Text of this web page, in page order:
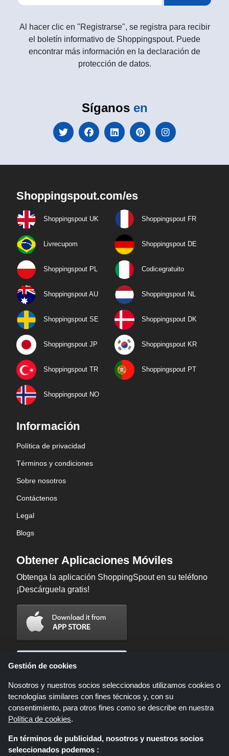
Al hacer clic en "Registrarse", se registra para recibir
el boletín informativo de Shoppingspout. Puede
encontrar más información en la declaración de
protección de datos.
Síganos en
Shoppingspout.com/es
Shoppingspout UK Shoppingspout FR
Livrecupom Shoppingspout DE
Shoppingspout PL Codicegratuito
Shoppingspout AU Shoppingspout NL
Shoppingspout SE Shoppingspout DK
Shoppingspout JP Shoppingspout KR
Shoppingspout TR Shoppingspout PT
Shoppingspout NO
Información
Política de privacidad
Términos y condiciones
Sobre nosotros
Contáctenos
Legal
Blogs
Obtener Aplicaciones Móviles
Obtenga la aplicación ShoppingSpout en su teléfono
¡Descárguela gratis!
Shoppingspout.com/es es un sitio web que presenta ofertas, descuentos y
Gestión de cookies
Nosotros y nuestros socios seleccionados utilizamos cookies o
tecnologías similares con fines técnicos y, con su
consentimiento, para otros fines como se describe en nuestra
Política de cookies.
En términos de publicidad, nosotros y nuestros socios
seleccionados podemos :